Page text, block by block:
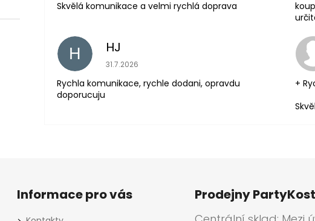
Skvělá komunikace a velmi rychlá doprava
H HJ
Hodnocení obchodu je 5 z 5 hvězdiček.
31.7.2026
Rychla komunikace, rychle dodani, opravdu
doporucuju
+
Informace pro vás Prodejny